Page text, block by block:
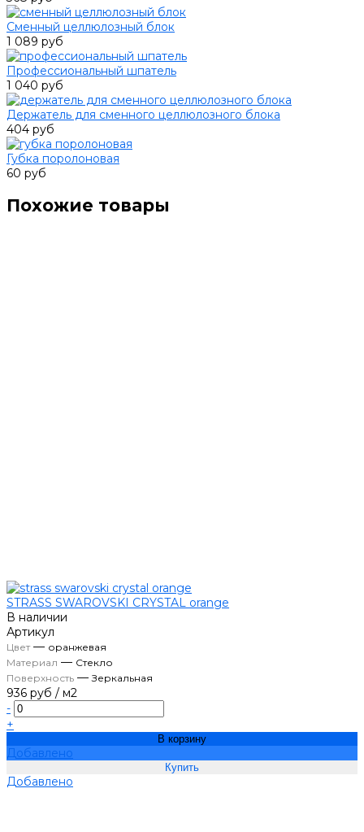
Сменный целлюлозный блок
1 089 руб
Профессиональный шпатель
1 040 руб
Держатель для сменного целлюлозного блока
404 руб
Губка поролоновая
60 руб
Похожие товары
STRASS SWAROVSKI CRYSTAL orange
В наличии
Артикул
Цвет— оранжевая
Материал — Стекло
Поверхность —Зеркальная
936 руб / м2
-
+
В корзину
Добавлено
Добавлено